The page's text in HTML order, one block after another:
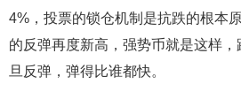
4%，投票的锁仓机制是抗跌的根本
的反弹再度新高，强势币就是这样
旦反弹，弹得比谁都快。